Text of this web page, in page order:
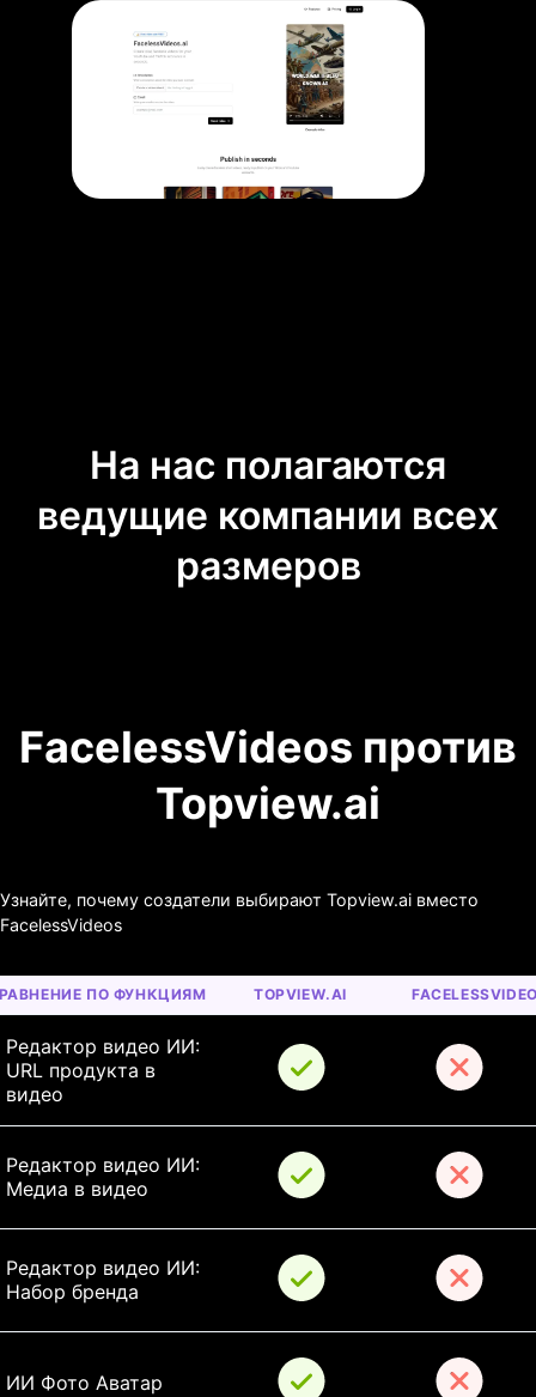
На нас полагаются
ведущие компании всех
размеров
FacelessVideos против
Topview.ai
Узнайте, почему создатели выбирают Topview.ai вместо
FacelessVideos
ПО ФУНКЦИЯМ TOPVIEW.AI
Редактор видео ИИ:
URL продукта в
видео
Редактор видео ИИ:
Медиа в видео
Редактор видео ИИ:
Набор бренда
ИИ Фото Аватар